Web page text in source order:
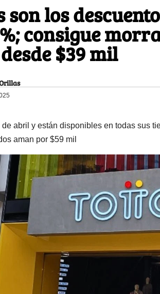
son los
consigue
$39 mil
abril y están disponibles en todas sus
aman por $59 mil